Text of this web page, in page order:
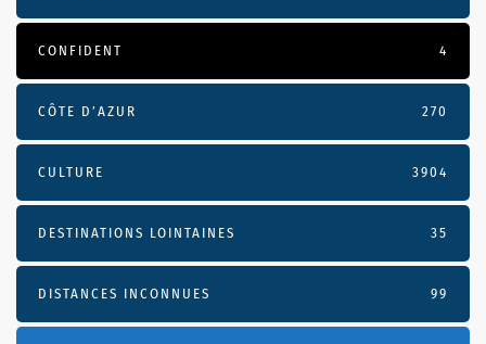
CONFIDENT 4
CÔTE D’AZUR 270
CULTURE 3904
DESTINATIONS LOINTAINES 35
DISTANCES INCONNUES 99